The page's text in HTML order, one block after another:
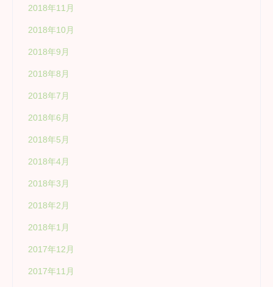
2018年11月
2018年10月
2018年9月
2018年8月
2018年7月
2018年6月
2018年5月
2018年4月
2018年3月
2018年2月
2018年1月
2017年12月
2017年11月